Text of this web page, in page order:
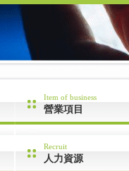
Item of business
營業項目
Recruit
人力資源